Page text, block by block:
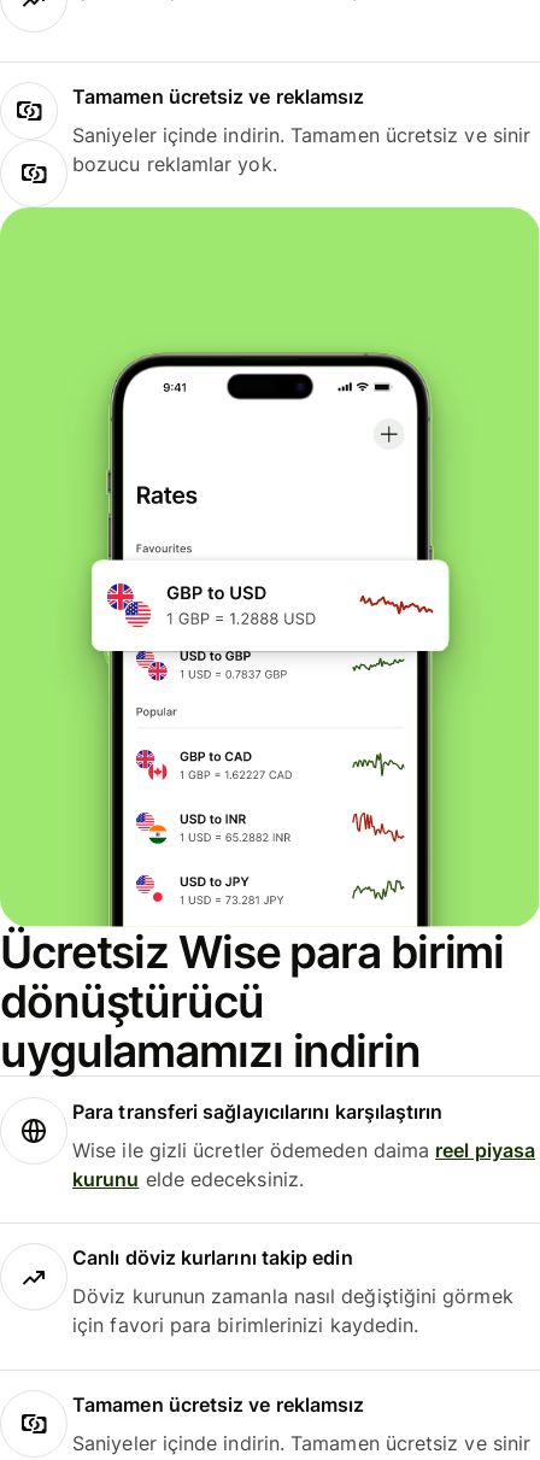
Tamamen ücretsiz ve reklamsız
Saniyeler içinde indirin. Tamamen ücretsiz ve sinir
bozucu reklamlar yok.
Ücretsiz Wise para birimi
dönüştürücü
uygulamamızı indirin
Para transferi sağlayıcılarını karşılaştırın
Wise ile gizli ücretler ödemeden daima reel piyasa
kurunu elde edeceksiniz.
Canlı döviz kurlarını takip edin
Döviz kurunun zamanla nasıl değiştiğini görmek
için favori para birimlerinizi kaydedin.
Tamamen ücretsiz ve reklamsız
Saniyeler içinde indirin. Tamamen ücretsiz ve sinir